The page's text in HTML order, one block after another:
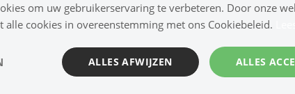
Stekkerdoos Stekkers RF RF Smart
om uw gebruikerservaring te verbeteren. Door onze
alle cookies in overeenstemming met ons Cookiebeleid.
ALLES
ALLES AFWIJZEN